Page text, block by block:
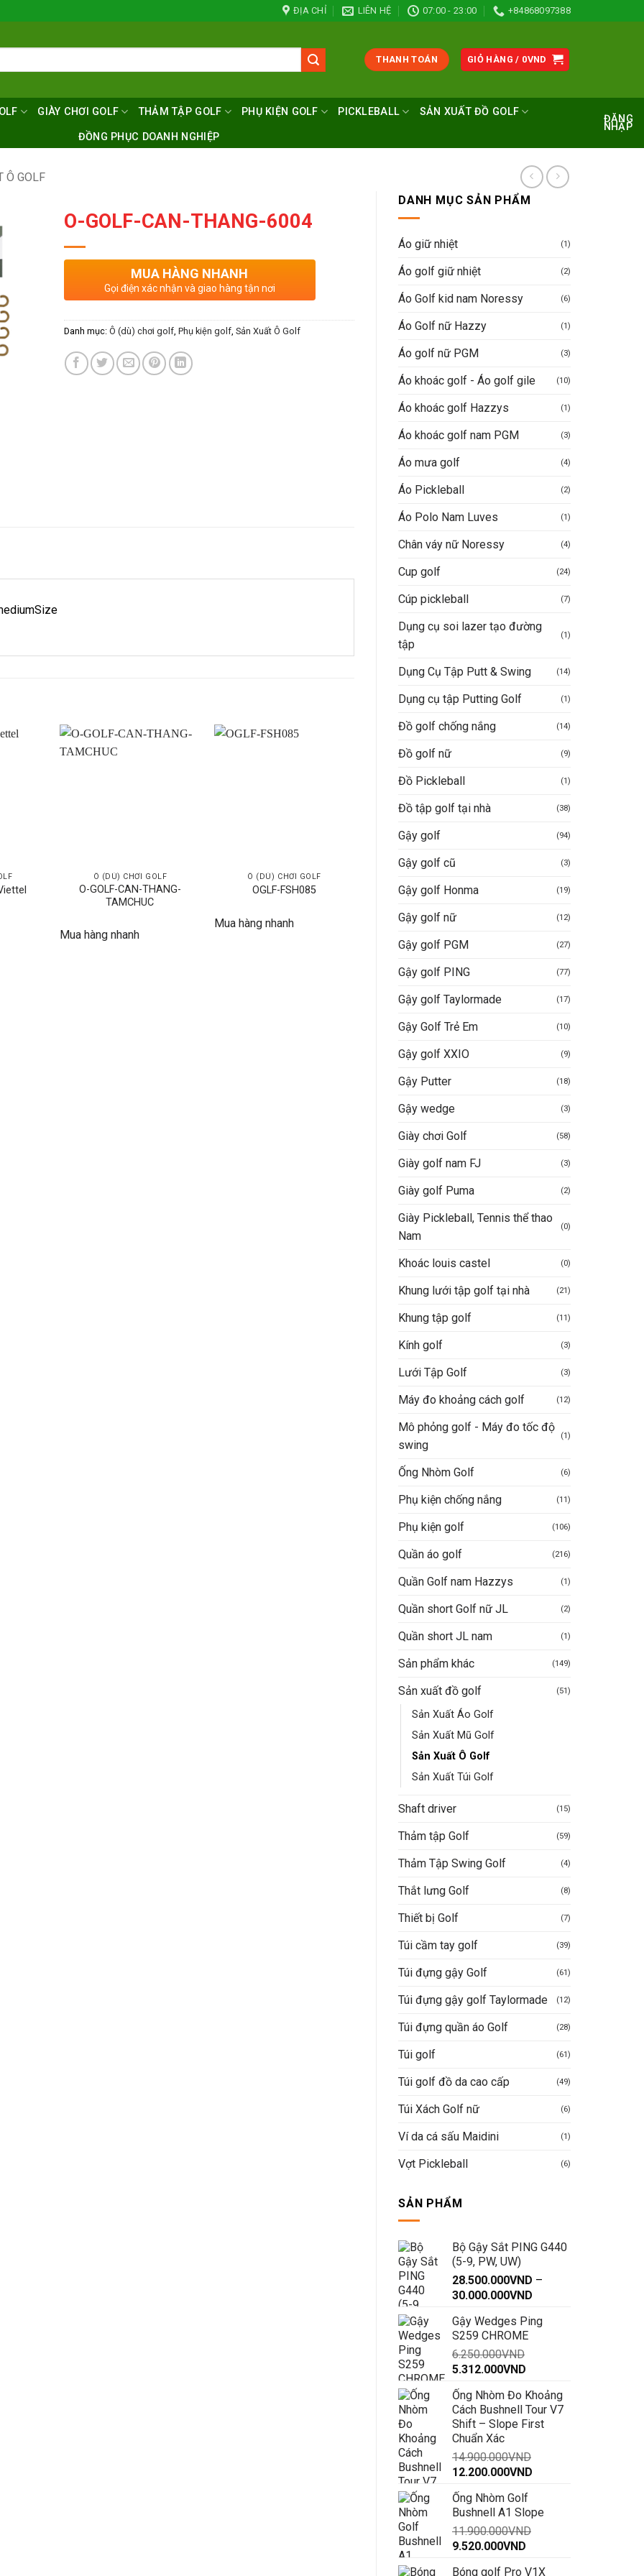
ĐỊA CHỈ LIÊN HỆ 07:00 - 23:00 +84868097388
THANH TOÁN GIỎ HÀNG / 0VND
GIÀY CHƠI GOLF THẢM TẬP GOLF PHỤ KIỆN GOLF PICKLEBALL SẢN XUẤT ĐỒ GOLF
ĐỒNG PHỤC DOANH NGHIỆP
ĐĂNG
NHẬP
Ô GOLF
DANH MỤC SẢN PHẨM
Áo giữ nhiệt (1)
Áo golf giữ nhiệt (2)
Áo Golf kid nam Noressy (6)
Áo Golf nữ Hazzy (1)
Áo golf nữ PGM (3)
Áo khoác golf - Áo golf gile (10)
Áo khoác golf Hazzys (1)
Áo khoác golf nam PGM (3)
Áo mưa golf (4)
Áo Pickleball (2)
Áo Polo Nam Luves (1)
Chân váy nữ Noressy (4)
Cup golf (24)
Cúp pickleball (7)
Dụng cụ soi lazer tạo đường
tập
(1)
Dụng Cụ Tập Putt & Swing (14)
Dụng cụ tập Putting Golf (1)
Đồ golf chống nắng (14)
Đồ golf nữ (9)
Đồ Pickleball (1)
Đồ tập golf tại nhà (38)
Gậy golf (94)
Gậy golf cũ (3)
Gậy golf Honma (19)
Gậy golf nữ (12)
Gậy golf PGM (27)
Gậy golf PING (77)
Gậy golf Taylormade (17)
Gậy Golf Trẻ Em (10)
Gậy golf XXIO (9)
Gậy Putter (18)
Gậy wedge (3)
Giày chơi Golf (58)
Giày golf nam FJ (3)
Giày golf Puma (2)
Giày Pickleball, Tennis thể thao
Nam
(0)
Khoác louis castel (0)
Khung lưới tập golf tại nhà (21)
Khung tập golf (11)
Kính golf (3)
Lưới Tập Golf (3)
Máy đo khoảng cách golf (12)
Mô phỏng golf - Máy đo tốc độ
swing
(1)
Ống Nhòm Golf (6)
Phụ kiện chống nắng (11)
Phụ kiện golf (106)
Quần áo golf (216)
Quần Golf nam Hazzys (1)
Quần short Golf nữ JL (2)
Quần short JL nam (1)
Sản phẩm khác (149)
Sản xuất đồ golf (51)
Sản Xuất Áo Golf
Sản Xuất Mũ Golf
Sản Xuất Ô Golf
Sản Xuất Túi Golf
Shaft driver (15)
Thảm tập Golf (59)
Thảm Tập Swing Golf (4)
Thắt lưng Golf (8)
Thiết bị Golf (7)
Túi cầm tay golf (39)
Túi đựng gậy Golf (61)
Túi đựng gậy golf Taylormade (12)
Túi đựng quần áo Golf (28)
Túi golf (61)
Túi golf đồ da cao cấp (49)
Túi Xách Golf nữ (6)
Ví da cá sấu Maidini (1)
Vợt Pickleball (6)
SẢN PHẨM
Bộ Gậy Sắt PING G440
(5-9, PW, UW)
28.500.000VND –
30.000.000VND
từ
Gậy Wedges Ping
S259 CHROME
6.250.000VND
Giá
là:
6.250.000VND.
5.312.000VND
tại
là:
5.312.000VND.
Ống Nhòm Đo Khoảng
Cách Bushnell Tour V7
Shift – Slope First
Chuẩn Xác
14.900.000VND
Giá
là:
14.900.000VND.
12.200.000VND
là:
Ống Nhòm Golf
Bushnell A1 Slope
11.900.000VND
Giá
9.520.000VND
Bóng golf Pro V1X
O-GOLF-CAN-THANG-6004
MUA HÀNG NHANH
Gọi điện xác nhận và giao hàng tận nơi
Danh mục: Ô (dù) chơi golf, Phụ kiện golf, Sản Xuất Ô Golf
Ô (DÙ) CHƠI GOLF
O-GOLF-CAN-THANG-
TAMCHUC
Mua hàng nhanh
Ô (DÙ) CHƠI GOLF
OGLF-FSH085
Mua hàng nhanh
Mũ Golf chống nắng
hạng5 5
sao
gốc
là:
Bóng golf nổi PGM
hạng
sao